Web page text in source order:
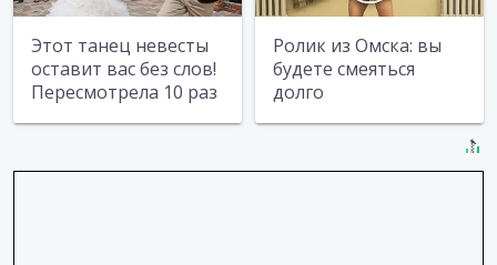
Этот танец невесты
оставит вас без слов!
Пересмотрела 10 раз
Ролик из Омска: вы
будете смеяться
долго